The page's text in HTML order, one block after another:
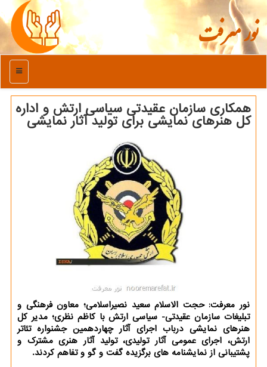
نور معرفت
منو
همکاری سازمان عقیدتی سیاسی ارتش و اداره
کل هنرهای نمایشی برای تولید آثار نمایشی
نور معرفت: حجت الاسلام سعید نصیراسلامی؛ معاون فرهنگی و
تبلیغات سازمان عقیدتی- سیاسی ارتش با کاظم نظری؛ مدیر کل
هنرهای نمایشی درباب اجرای آثار چهاردهمین جشنواره تئاتر
ارتش، اجرای عمومی آثار تولیدی، تولید آثار هنری مشترک و
پشتیبانی از نمایشنامه های برگزیده گفت و گو و تفاهم کردند.